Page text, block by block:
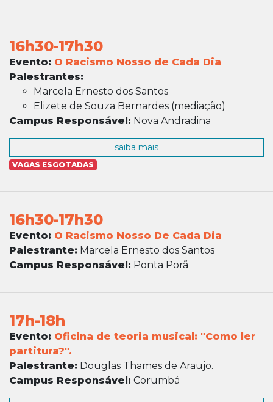
16h30-17h30
Evento: O Racismo Nosso de Cada Dia
Palestrantes:
Marcela Ernesto dos Santos
Elizete de Souza Bernardes (mediação)
Campus Responsável: Nova Andradina
saiba mais
VAGAS ESGOTADAS
16h30-17h30
Evento: O Racismo Nosso De Cada Dia
Palestrante: Marcela Ernesto dos Santos
Campus Responsável: Ponta Porã
17h-18h
Evento: Oficina de teoria musical: "Como ler
partitura?".
Palestrante: Douglas Thames de Araujo.
Campus Responsável: Corumbá